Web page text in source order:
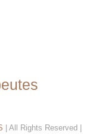
| All Rights Reserved |